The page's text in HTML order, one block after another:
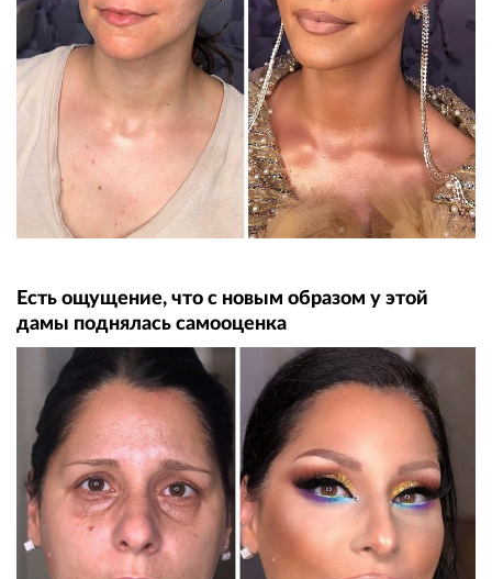
Есть ощущение, что с новым образом у этой
дамы поднялась самооценка